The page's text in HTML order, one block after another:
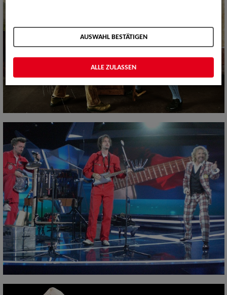
AUSWAHL BESTÄTIGEN
ALLE ZULASSEN